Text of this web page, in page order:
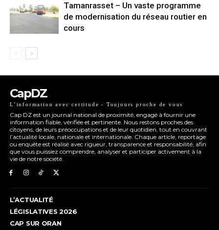
Tamanrasset – Un vaste programme
de modernisation du réseau routier en
cours
CapDZ
L’information avec certitude - Toujours proche de vous
Cap DZ est un journal national de proximité, engagé à fournir une
information fiable, vérifiée et pertinente. Nous restons proches des
citoyens, de leurs préoccupations et de leur quotidien, tout en couvrant
l’actualité locale, nationale et internationale. Chaque article, reportage
ou enquête est réalisé avec rigueur, transparence et responsabilité, afin
que vous puissiez comprendre, analyser et participer activement à la
vie de notre société.
L’ACTUALITÉ
LÉGISLATIVES 2026
CAP SUR ORAN